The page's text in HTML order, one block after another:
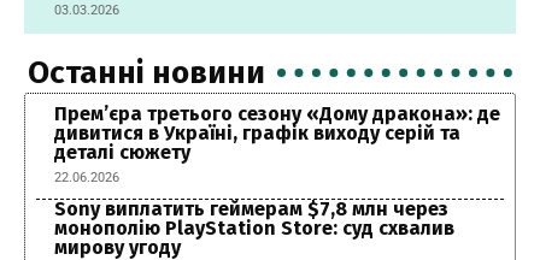
03.03.2026
Останні новини
Прем’єра третього сезону «Дому дракона»: де
дивитися в Україні, графік виходу серій та
деталі сюжету
22.06.2026
Sony виплатить геймерам $7,8 млн через
монополію PlayStation Store: суд схвалив
мирову угоду